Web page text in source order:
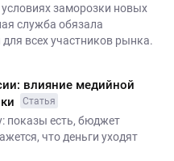
заморозки новых
служба обязала
всех участников рынка.
влияние медийной
Статья
показы есть, бюджет
что деньги уходят